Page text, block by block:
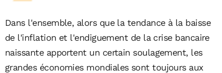
Dans l'ensemble, alors que la tendance à la baisse
de l'inflation et l'endiguement de la crise bancaire
naissante apportent un certain soulagement, les
grandes économies mondiales sont toujours aux